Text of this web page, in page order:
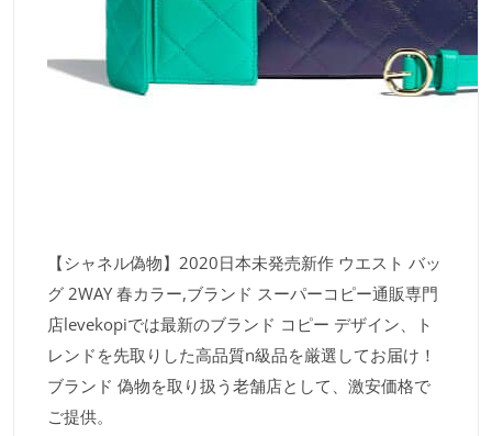
【シャネル偽物】2020日本未発売新作 ウエスト バッ
グ 2WAY 春カラー,ブランド スーパーコピー通販専門
店levekopiでは最新のブランド コピー デザイン、ト
レンドを先取りした高品質n級品を厳選してお届け！
ブランド 偽物を取り扱う老舗店として、激安価格で
ご提供。